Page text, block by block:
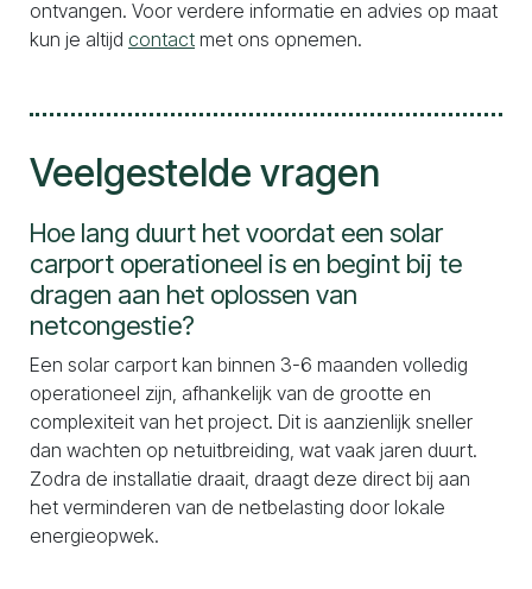
ontvangen. Voor verdere informatie en advies op maat
kun je altijd contact met ons opnemen.
Veelgestelde vragen
Hoe lang duurt het voordat een solar
carport operationeel is en begint bij te
dragen aan het oplossen van
netcongestie?
Een solar carport kan binnen 3-6 maanden volledig
operationeel zijn, afhankelijk van de grootte en
complexiteit van het project. Dit is aanzienlijk sneller
dan wachten op netuitbreiding, wat vaak jaren duurt.
Zodra de installatie draait, draagt deze direct bij aan
het verminderen van de netbelasting door lokale
energieopwek.